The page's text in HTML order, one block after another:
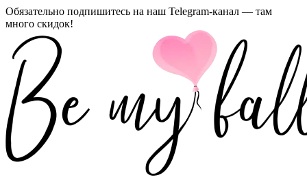
Обязательно подпишитесь на наш Telegram-канал — там
много скидок!